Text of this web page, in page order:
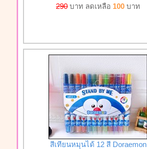
290บาท ลดเหลือ 100 บาท
สีเทียนหมุนได้ 12 สี Doraemon